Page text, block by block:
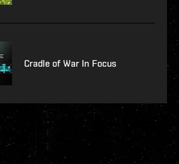
Cradle of War In Focus